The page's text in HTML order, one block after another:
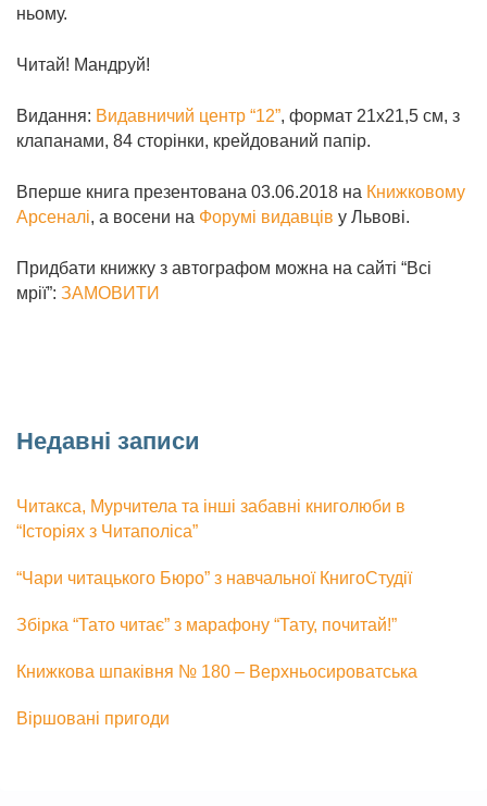
ньому.
Читай! Мандруй!
Видання: Видавничий центр “12”, формат 21х21,5 см, з
клапанами, 84 сторінки, крейдований папір.
Вперше книга презентована 03.06.2018 на Книжковому
Арсеналі, а восени на Форумі видавців у Львові.
Придбати книжку з автографом можна на сайті “Всі
мрії”: ЗАМОВИТИ
Недавні записи
Читакса, Мурчитела та інші забавні книголюби в
“Історіях з Читаполіса”
“Чари читацького Бюро” з навчальної КнигоСтудії
Збірка “Тато читає” з марафону “Тату, почитай!”
Книжкова шпаківня № 180 – Верхньосироватська
Віршовані пригоди